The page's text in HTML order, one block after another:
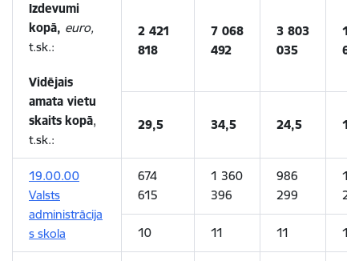
Izdevumi
kopā, euro,
t.sk.:
Vidējais
amata vietu
skaits kopā,
t.sk.:
2 421
818
7 068
492
3 803
035
1
29,5 34,5 24,5 16
19.00.00
Valsts
administrācija
s skola
674
615
1 360
396
986
299
1
10 11 11 14